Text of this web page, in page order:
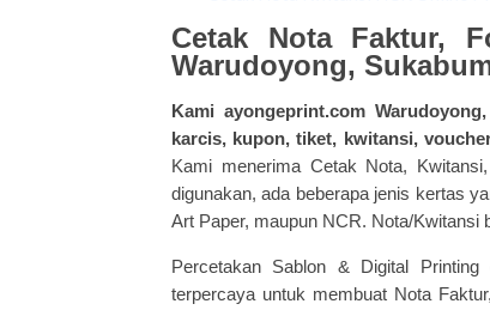
Cetak Nota Faktur,
Warudoyong,
Kamiayongeprint.com
karcis, kupon, tiket, kwitansi,
Kami menerima Cetak Nota,
digunakan, ada beberapa jenis kertas
Art Paper, maupun NCR. Nota/Kwitansi
Percetakan Sablon & Digital Printing
terpercaya untuk membuat Nota